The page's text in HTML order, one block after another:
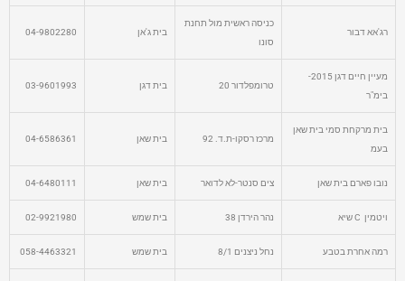
רג'אא דבור
כניסה ראשית מול תחנת
סונו
בית ג'אן 04-9802280
מעיין חיים דגן 2015-
בימ"ר
טרומפלדור 20 בית דגן 03-9601993
בית מרקחת סמי בית שאן
בעמ
מרכז רסקו-ת.ד. 92 בית שאן 04-6586361
נובו פארם בית שאן צים סנטר-לא לדואר בית שאן 04-6480111
ויטמין C שיא נהר הירדן 38 בית שמש 02-9921980
רמה אחרת בטבע נחל ניצנים 8/1 בית שמש 058-4463321